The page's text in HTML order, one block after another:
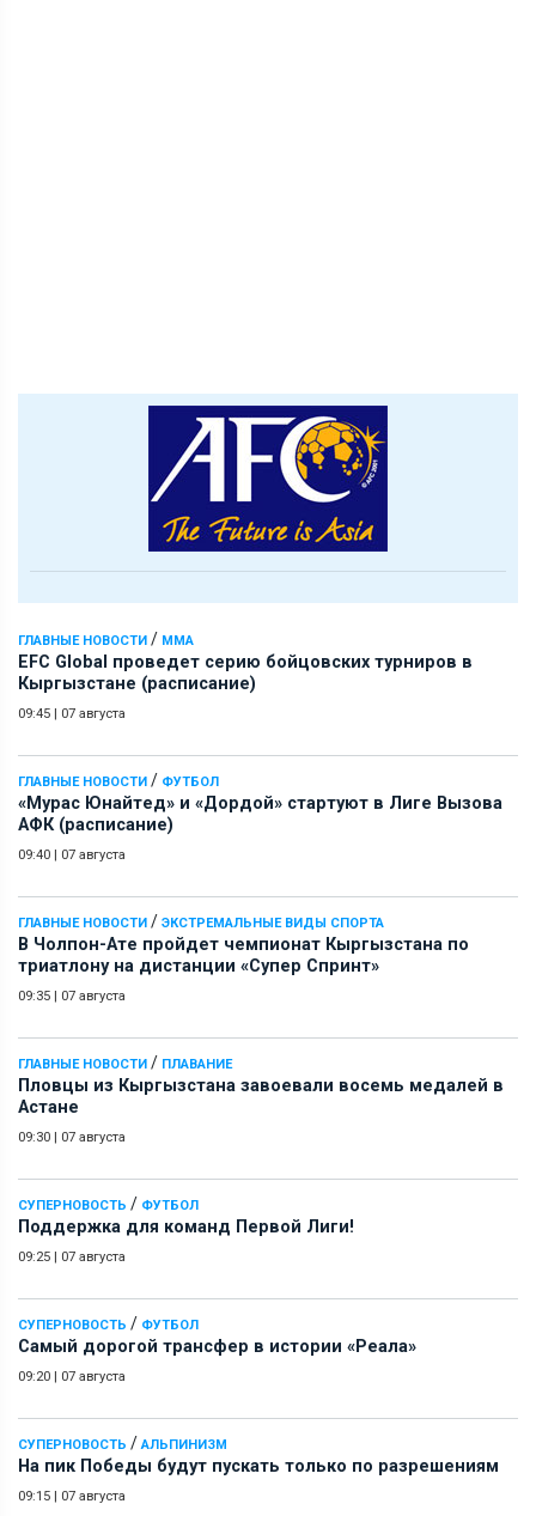
ГЛАВНЫЕ НОВОСТИ / ММА
EFC Global проведет серию бойцовских турниров в
Кыргызстане (расписание)
09:45 | 07 августа
ГЛАВНЫЕ НОВОСТИ / ФУТБОЛ
«Мурас Юнайтед» и «Дордой» стартуют в Лиге Вызова
АФК (расписание)
09:40 | 07 августа
ГЛАВНЫЕ НОВОСТИ / ЭКСТРЕМАЛЬНЫЕ ВИДЫ СПОРТА
В Чолпон-Ате пройдет чемпионат Кыргызстана по
триатлону на дистанции «Супер Спринт»
09:35 | 07 августа
ГЛАВНЫЕ НОВОСТИ / ПЛАВАНИЕ
Пловцы из Кыргызстана завоевали восемь медалей в
Астане
09:30 | 07 августа
СУПЕРНОВОСТЬ / ФУТБОЛ
Поддержка для команд Первой Лиги!
09:25 | 07 августа
СУПЕРНОВОСТЬ / ФУТБОЛ
Самый дорогой трансфер в истории «Реала»
09:20 | 07 августа
СУПЕРНОВОСТЬ / АЛЬПИНИЗМ
На пик Победы будут пускать только по разрешениям
09:15 | 07 августа